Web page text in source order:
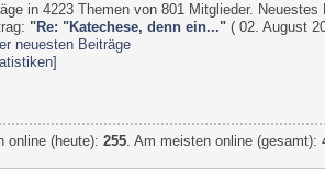
in 4223 Themen von 801 Mitglieder.
"Re: "Katechese, denn ein..." ( 02. August
neuesten Beiträge
online (heute):255 . Am meisten online